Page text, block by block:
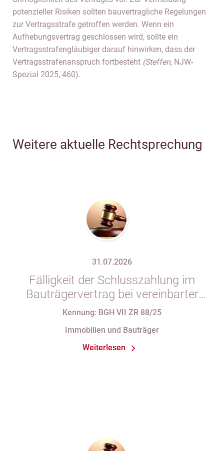
potenzieller Risiken sollten bauvertragliche Regelungen
zur Vertragsstrafe getroffen werden. Wenn ein
Aufhebungsvertrag geschlossen wird, sollte ein
Vertragsstrafengläubiger darauf hinwirken, dass der
Vertragsstrafenanspruch fortbesteht (Steffen, NJW-
Spezial 2025, 460).
Weitere aktuelle Rechtsprechung
31.07.2026
Fälligkeit der Schlusszahlung im
Bauträgervertrag bei vereinbarter
Zahlung „nach vollständiger
Abnahmeprotokoll festgehaltener
Mängel am Sondereigentum
Kennung: BGH VII ZR 88/25
Immobilien und Bauträger
Weiterlesen